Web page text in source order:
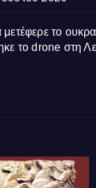
το
το drone στη